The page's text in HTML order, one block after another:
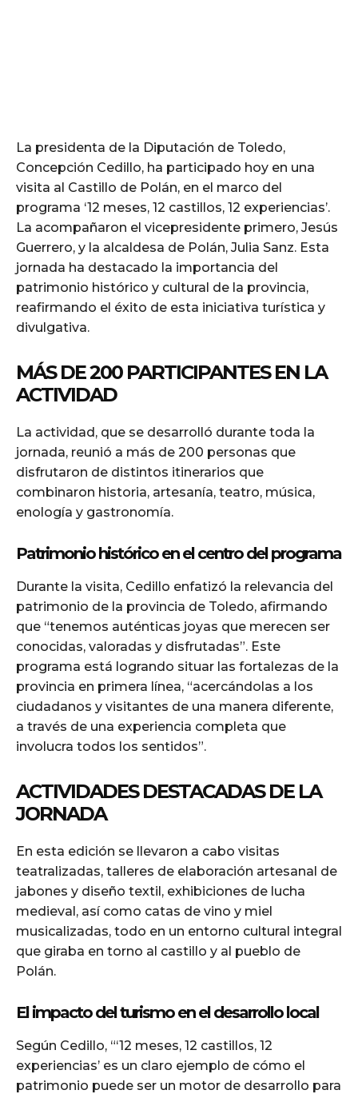
La presidenta de la Diputación de Toledo,
Concepción Cedillo, ha participado hoy en una
visita al Castillo de Polán, en el marco del
programa ‘12 meses, 12 castillos, 12 experiencias’.
La acompañaron el vicepresidente primero, Jesús
Guerrero, y la alcaldesa de Polán, Julia Sanz. Esta
jornada ha destacado la importancia del
patrimonio histórico y cultural de la provincia,
reafirmando el éxito de esta iniciativa turística y
divulgativa.
MÁS DE 200 PARTICIPANTES EN LA
ACTIVIDAD
La actividad, que se desarrolló durante toda la
jornada, reunió a más de 200 personas que
disfrutaron de distintos itinerarios que
combinaron historia, artesanía, teatro, música,
enología y gastronomía.
Patrimonio histórico en el centro del programa
Durante la visita, Cedillo enfatizó la relevancia del
patrimonio de la provincia de Toledo, afirmando
que “tenemos auténticas joyas que merecen ser
conocidas, valoradas y disfrutadas”. Este
programa está logrando situar las fortalezas de la
provincia en primera línea, “acercándolas a los
ciudadanos y visitantes de una manera diferente,
a través de una experiencia completa que
involucra todos los sentidos”.
ACTIVIDADES DESTACADAS DE LA
JORNADA
En esta edición se llevaron a cabo visitas
teatralizadas, talleres de elaboración artesanal de
jabones y diseño textil, exhibiciones de lucha
medieval, así como catas de vino y miel
musicalizadas, todo en un entorno cultural integral
que giraba en torno al castillo y al pueblo de
Polán.
El impacto del turismo en el desarrollo local
Según Cedillo, “‘12 meses, 12 castillos, 12
experiencias’ es un claro ejemplo de cómo el
patrimonio puede ser un motor de desarrollo para